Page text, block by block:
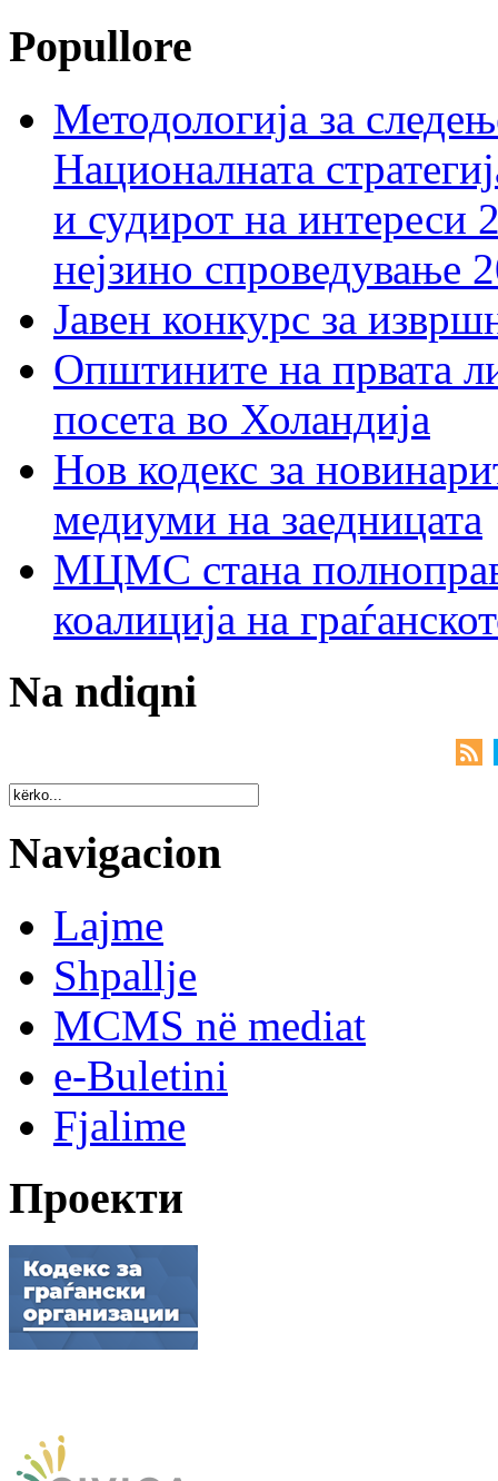
Popullore
Методологија за
Националната
и судирот на интереси
нејзино спроведување
Јавен конкурс за
Општините на првата
посета во Холандија
Нов кодекс за
медиуми на заедницата
МЦМС стана
коалиција на
Na ndiqni
Navigacion
Lajme
Shpallje
MCMS në mediat
e-Buletini
Fjalime
Проекти